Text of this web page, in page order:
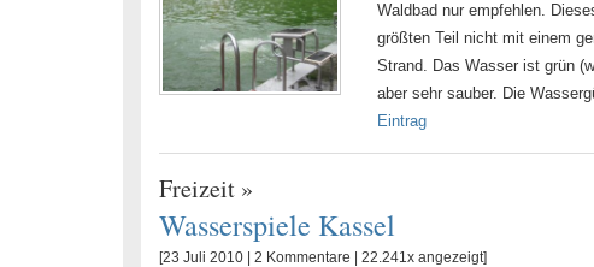
Waldbad nur empfehlen.
größten Teil nicht mit einem
Strand. Das Wasser ist grün
aber sehr sauber. Die
Eintrag
Freizeit »
Wasserspiele Kassel
[23 Juli 2010 | 2 Kommentare | 22.241x angezeigt]